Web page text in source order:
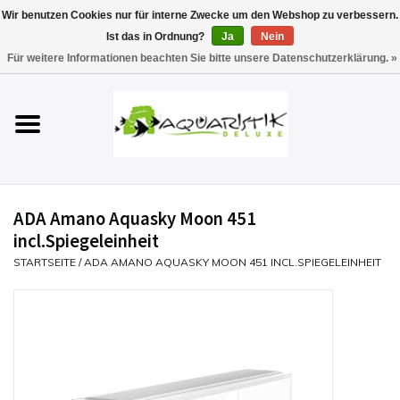
Aquarien
Technik
Futter
ADA Amano Aquasky Moon 451
incl.Spiegeleinheit
STARTSEITE /ADA AMANO AQUASKY MOON 451 INCL.SPIEGELEINHEIT
Wir benutzen Cookies nur für interne Zwecke um den Webshop zu verbessern.
Ist das in Ordnung?
Ja
Nein
Für weitere Informationen beachten Sie bitte unsere Datenschutzerklärung. »